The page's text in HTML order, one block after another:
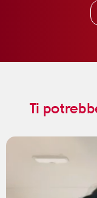
Ti